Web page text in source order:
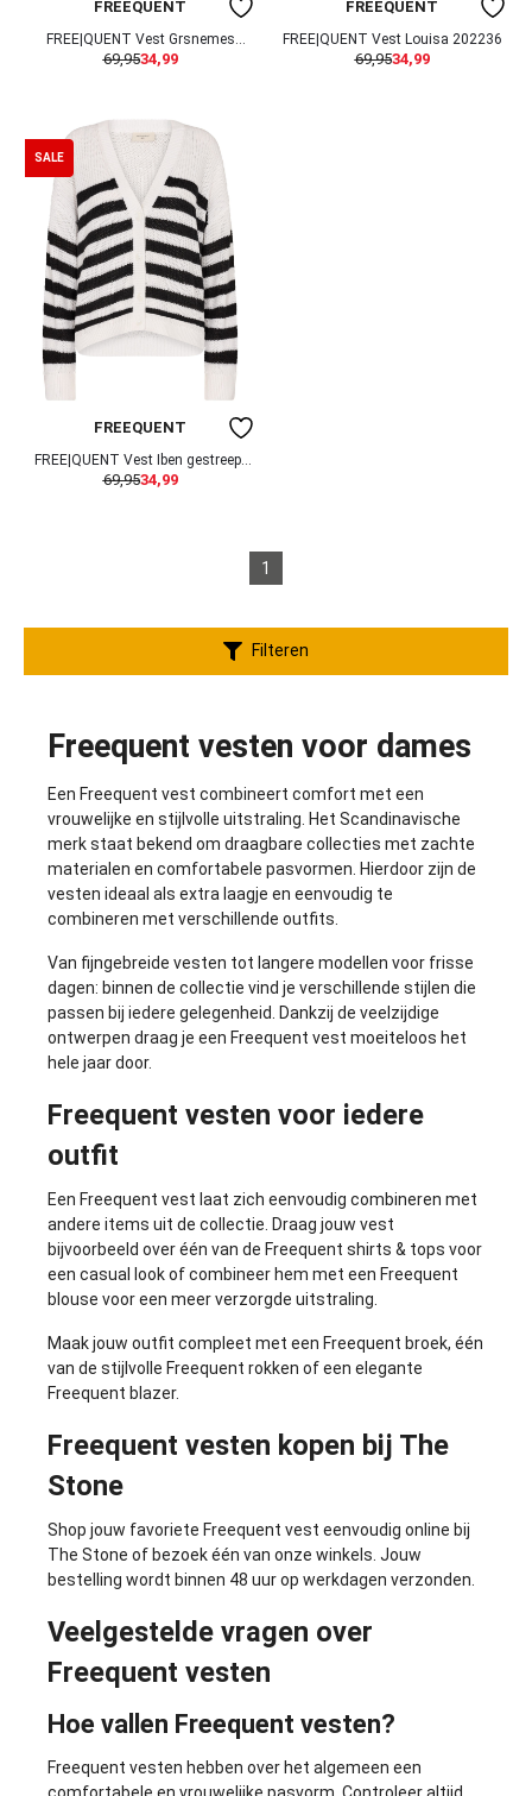
FREEQUENT
FREE|QUENT Vest Grsnemes
207384
69,9534,99
FREEQUENT
FREE|QUENT Vest Louisa 202236
69,9534,99
SALE
FREEQUENT
FREE|QUENT Vest Iben gestreept
202668
69,9534,99
1
Filteren
Freequent vesten voor dames
Een Freequent vest combineert comfort met een
vrouwelijke en stijlvolle uitstraling. Het Scandinavische
merk staat bekend om draagbare collecties met zachte
materialen en comfortabele pasvormen. Hierdoor zijn de
vesten ideaal als extra laagje en eenvoudig te
combineren met verschillende outfits.
Van fijngebreide vesten tot langere modellen voor frisse
dagen: binnen de collectie vind je verschillende stijlen die
passen bij iedere gelegenheid. Dankzij de veelzijdige
ontwerpen draag je een Freequent vest moeiteloos het
hele jaar door.
Freequent vesten voor iedere
outfit
Een Freequent vest laat zich eenvoudig combineren met
andere items uit de collectie. Draag jouw vest
bijvoorbeeld over één van de Freequent shirts & tops voor
een casual look of combineer hem met een Freequent
blouse voor een meer verzorgde uitstraling.
Maak jouw outfit compleet met een Freequent broek, één
van de stijlvolle Freequent rokken of een elegante
Freequent blazer.
Freequent vesten kopen bij The
Stone
Shop jouw favoriete Freequent vest eenvoudig online bij
The Stone of bezoek één van onze winkels. Jouw
bestelling wordt binnen 48 uur op werkdagen verzonden.
Veelgestelde vragen over
Freequent vesten
Hoe vallen Freequent vesten?
Freequent vesten hebben over het algemeen een